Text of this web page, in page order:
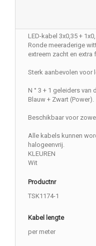
LED-kabel 3x0,35 +
Ronde meeraderige
extreem zacht en extra
Sterk aanbevolen voor
N ° 3 + 1 geleiders van
Blauw + Zwart (Power).
Beschikbaar voor
Alle kabels kunnen
halogeenvrij.
KLEUREN
Wit
Productnr
TSK1174-1
Kabel lengte
per meter